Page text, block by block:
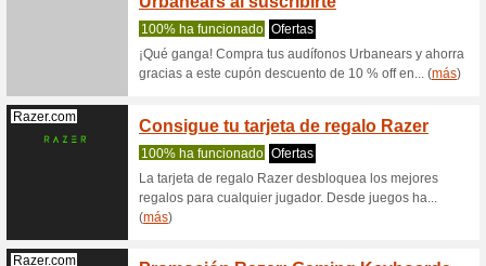
78% ha
(más)